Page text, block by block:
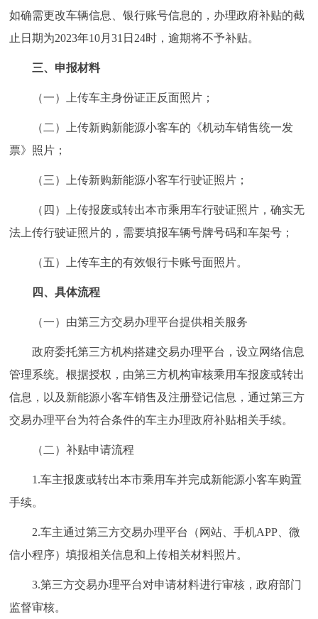
如确需更改车辆信息、银行账号信息的，办理政府补贴的截
止日期为2023年10月31日24时，逾期将不予补贴。
三、申报材料
（一）上传车主身份证正反面照片；
（二）上传新购新能源小客车的《机动车销售统一发
票》照片；
（三）上传新购新能源小客车行驶证照片；
（四）上传报废或转出本市乘用车行驶证照片，确实无
法上传行驶证照片的，需要填报车辆号牌号码和车架号；
（五）上传车主的有效银行卡账号面照片。
四、具体流程
（一）由第三方交易办理平台提供相关服务
政府委托第三方机构搭建交易办理平台，设立网络信息
管理系统。根据授权，由第三方机构审核乘用车报废或转出
信息，以及新能源小客车销售及注册登记信息，通过第三方
交易办理平台为符合条件的车主办理政府补贴相关手续。
（二）补贴申请流程
1.车主报废或转出本市乘用车并完成新能源小客车购置
手续。
2.车主通过第三方交易办理平台（网站、手机APP、微
信小程序）填报相关信息和上传相关材料照片。
3.第三方交易办理平台对申请材料进行审核，政府部门
监督审核。